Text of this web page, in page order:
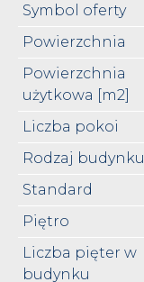
Symbol oferty
Powierzchnia
Powierzchnia
użytkowa [m2]
Liczba pokoi
Rodzaj budynku
Standard
Piętro
Liczba pięter w
budynku